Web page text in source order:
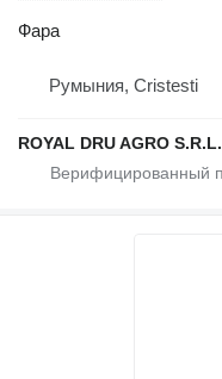
Фара
Румыния, Cristesti
ROYAL DRU AGRO S.R.L.